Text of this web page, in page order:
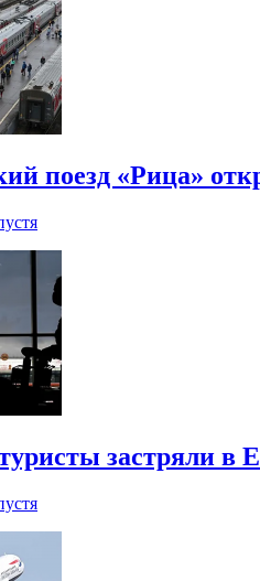
поезд «Рица»
застряли в